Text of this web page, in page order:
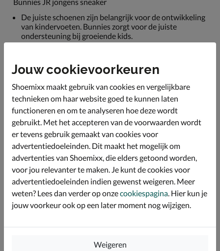
Bunnies JR jongens sneaker
De juiste schoenen zijn belangrijk voor de ontwikkeling
van kindervoeten. Bunnies zorgt voor de juiste
ondersteuning bij groeiende kids.
Gevoerd met imitatieleer en voorzien van een
gewatteerde hielkap voor meer comfort.
Voorzien van een anatomisch gevormd leren voetbed
met ventilatie van een betere vocht- en warmte
regulatie. Het voetbed is uitneembaar en laat
bovendien zien of de schoen de juiste maat is voor je
kindje.
Afgewerkt met een rubberen loopzool met goede grip
en stabiliteit.
Specificaties
Sneakers
Jouw cookievoorkeuren
Shoemixx maakt gebruik van cookies en vergelijkbare
technieken om haar website goed te kunnen laten
functioneren en om te analyseren hoe deze wordt
gebruikt. Met het accepteren van de voorwaarden wordt
er tevens gebruik gemaakt van cookies voor
advertentiedoeleinden. Dit maakt het mogelijk om
advertenties van Shoemixx, die elders getoond worden,
voor jou relevanter te maken. Je kunt de cookies voor
advertentiedoeleinden indien gewenst weigeren. Meer
weten? Lees dan verder op onzecookiespagina . Hier kun je
jouw voorkeur ook op een later moment nog wijzigen.
Weigeren